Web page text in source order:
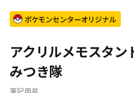
ポケモンセンターオリジナル
アクリルメモスタン
みつき隊
筆記用具